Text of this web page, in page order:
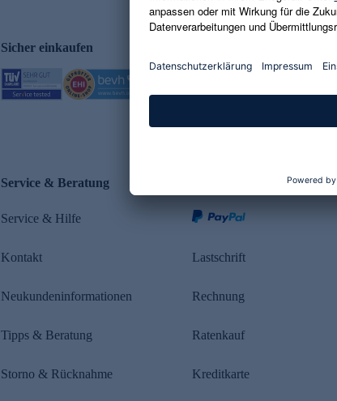
Sicher einkaufen
Service & Beratung
Service & Hilfe
Kontakt
Neukundeninformationen
Tipps & Beratung
Storno & Rücknahme
Lastschrift
Rechnung
Ratenkauf
Kreditkarte